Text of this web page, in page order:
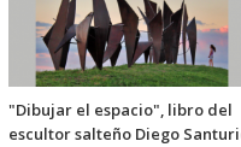
"Dibujar el espacio", libro del
escultor salteño Diego